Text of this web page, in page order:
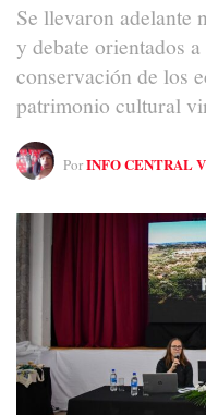
Se llevaron adelante
y debate orientados
conservación de los
patrimonio cultural
PorINFO CENTRAL